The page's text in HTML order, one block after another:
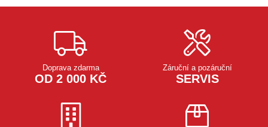
Doprava zdarma
OD 2 000 KČ
Záruční a pozáruční
SERVIS